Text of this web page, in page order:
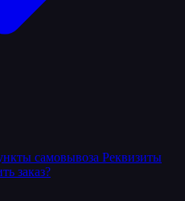
самовывоза Реквизиты
заказ?